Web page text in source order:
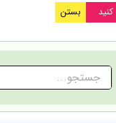
بستن
جستجو
برای: